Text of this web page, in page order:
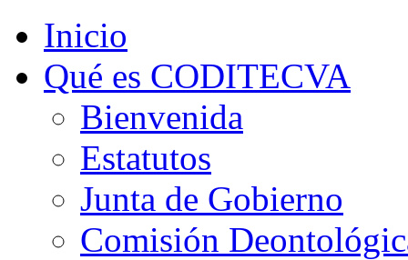
Inicio
Qué es CODITECVA
Bienvenida
Estatutos
Junta de Gobierno
Comisión